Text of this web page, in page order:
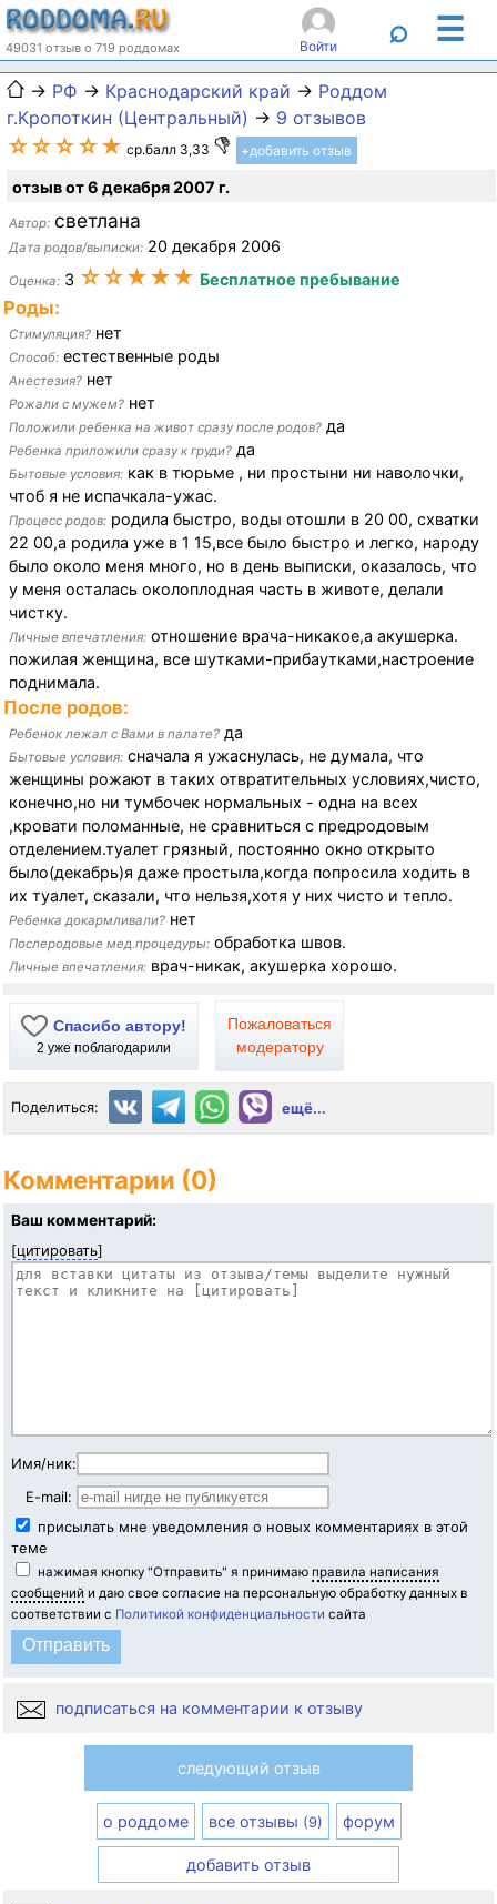
49031 отзыв о 719 роддомах Войти ⌕ ☰
→ РФ → Краснодарский край → Роддом
г.Кропоткин (Центральный) → 9 отзывов
☆☆☆☆★ ср.балл 3,33 +добавить отзыв
отзыв от 6 декабря 2007 г.
Автор: светлана
Дата родов/выписки: 20 декабря 2006
Оценка: 3 ☆☆★★★ Бесплатное пребывание
Роды:
Стимуляция? нет
Способ: естественные роды
Анестезия? нет
Рожали с мужем? нет
Положили ребенка на живот сразу после родов? да
Ребенка приложили сразу к груди? да
Бытовые условия: как в тюрьме , ни простыни ни наволочки,
чтоб я не испачкала-ужас.
Процесс родов: родила быстро, воды отошли в 20 00, схватки
22 00,а родила уже в 1 15,все было быстро и легко, народу
было около меня много, но в день выписки, оказалось, что
у меня осталась околоплодная часть в животе, делали
чистку.
Личные впечатления: отношение врача-никакое,а акушерка.
пожилая женщина, все шутками-прибаутками,настроение
поднимала.
После родов:
Ребенок лежал с Вами в палате? да
Бытовые условия: сначала я ужаснулась, не думала, что
женщины рожают в таких отвратительных условиях,чисто,
конечно,но ни тумбочек нормальных - одна на всех
,кровати поломанные, не сравниться с предродовым
отделением.туалет грязный, постоянно окно открыто
было(декабрь)я даже простыла,когда попросила ходить в
их туалет, сказали, что нельзя,хотя у них чисто и тепло.
Ребенка докармливали? нет
Послеродовые мед.процедуры: обработка швов.
Личные впечатления: врач-никак, акушерка хорошо.
Спасибо автору!
2 уже поблагодарили
Пожаловаться
модератору
Поделиться: ещё...
Комментарии (0)
Ваш комментарий:
[цитировать]
Имя/ник:
E-mail:
присылать мне уведомления о новых комментариях в этой
теме
нажимая кнопку "Отправить" я принимаю правила написания
сообщений и даю свое согласие на персональную обработку данных в
соответствии с Политикой конфиденциальности сайта
подписаться на комментарии к отзыву
следующий отзыв
о роддоме все отзывы (9) форум
добавить отзыв